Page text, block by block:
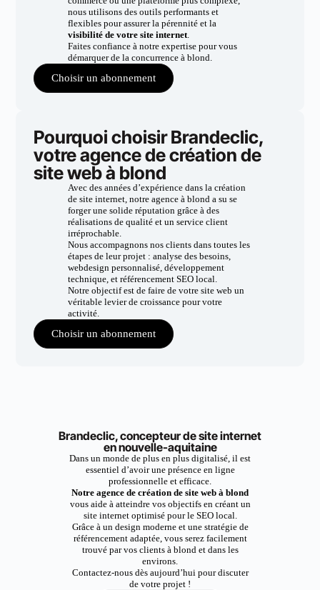
nous utilisons des outils performants et
flexibles pour assurer la pérennité et la
visibilité de votre site internet.
Faites confiance à notre expertise pour vous
démarquer de la concurrence à blond.
Choisir un abonnement
Pourquoi choisir Brandeclic,
votre agence de création de
site web à blond
Avec des années d’expérience dans la création
de site internet, notre agence à blond a su se
forger une solide réputation grâce à des
réalisations de qualité et un service client
irréprochable.
Nous accompagnons nos clients dans toutes les
étapes de leur projet : analyse des besoins,
webdesign personnalisé, développement
technique, et référencement SEO local.
Notre objectif est de faire de votre site web un
véritable levier de croissance pour votre
activité.
Choisir un abonnement
Brandeclic, concepteur de site internet
en nouvelle-aquitaine
Dans un monde de plus en plus digitalisé, il est
essentiel d’avoir une présence en ligne
professionnelle et efficace.
Notre agence de création de site web à blond
vous aide à atteindre vos objectifs en créant un
site internet optimisé pour le SEO local.
Grâce à un design moderne et une stratégie de
référencement adaptée, vous serez facilement
trouvé par vos clients à blond et dans les
environs.
Contactez-nous dès aujourd’hui pour discuter
de votre projet !